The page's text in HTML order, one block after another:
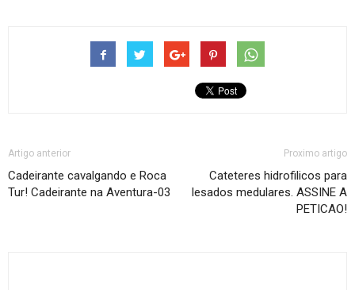
Artigo anterior
Cadeirante cavalgando e Roca
Tur! Cadeirante na Aventura-03
Proximo artigo
Cateteres hidrofilicos para
lesados medulares. ASSINE A
PETICAO!